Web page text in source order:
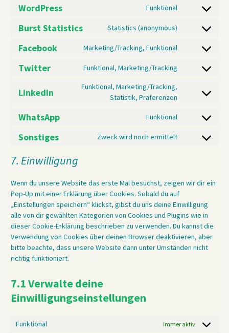
service
WordPress Funktional
Consent
service
wordpress
Burst Statistics Statistics (anonymous)
Consent
service
burst-
Facebook Marketing/Tracking, Funktional
Consent
service
Twitter Funktional, Marketing/Tracking
Consent
service
LinkedIn
Funktional, Marketing/Tracking,
Statistik, Präferenzen
Consent
service
WhatsApp Funktional
Consent
service
Sonstiges Zweck wird noch ermittelt
Consent
7. Einwilligung
Wenn du unsere Website das erste Mal besuchst, zeigen wir dir ein
Pop-Up mit einer Erklärung über Cookies. Sobald du auf
„Einstellungen speichern“ klickst, gibst du uns deine Einwilligung
alle von dir gewählten Kategorien von Cookies und Plugins wie in
dieser Cookie-Erklärung beschrieben zu verwenden. Du kannst die
Verwendung von Cookies über deinen Browser deaktivieren, aber
bitte beachte, dass unsere Website dann unter Umständen nicht
richtig funktioniert.
7.1 Verwalte deine
Einwilligungseinstellungen
Funktional Immer aktiv